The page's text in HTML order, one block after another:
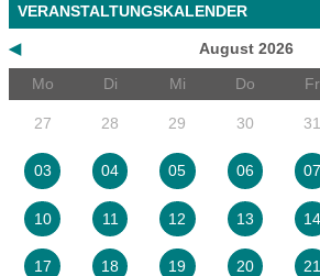
VERANSTALTUNGSKALENDER
◀
August 2026
Mo
Di Mi Do Fr
27 28 29 30 31
03 04 05 06 07
10 11 12 13 14
17 18 19 20 21